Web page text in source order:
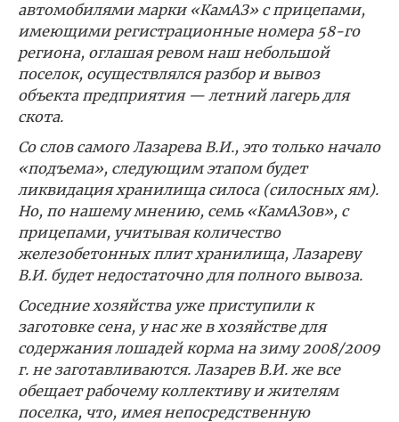
автомобилями марки «КамАЗ» с прицепами,
имеющими регистрационные номера 58-го
региона, оглашая ревом наш небольшой
поселок, осуществлялся разбор и вывоз
объекта предприятия — летний лагерь для
скота.
Со слов самого Лазарева В.И., это только начало
«подъема», следующим этапом будет
ликвидация хранилища силоса (силосных ям).
Но, по нашему мнению, семь «КамАЗов», с
прицепами, учитывая количество
железобетонных плит хранилища, Лазареву
В.И. будет недостаточно для полного вывоза.
Соседние хозяйства уже приступили к
заготовке сена, у нас же в хозяйстве для
содержания лошадей корма на зиму 2008/2009
г. не заготавливаются. Лазарев В.И. же все
обещает рабочему коллективу и жителям
поселка, что, имея непосредственную